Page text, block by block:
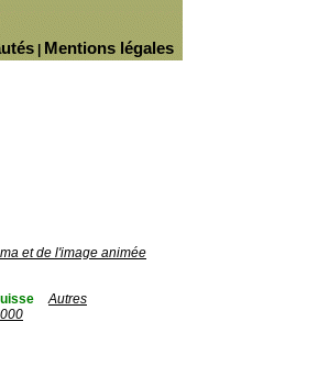
Mentions légales
et de l'image animée
Autres